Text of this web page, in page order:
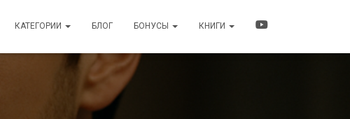
КАТЕГОРИИ БЛОГ БОНУСЫ КНИГИ